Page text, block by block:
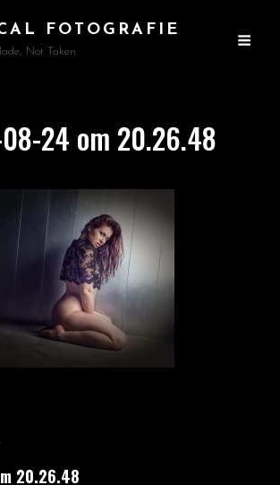
FOTOGRAFIE
Not Taken
24 om 20.26.48
20.26.48